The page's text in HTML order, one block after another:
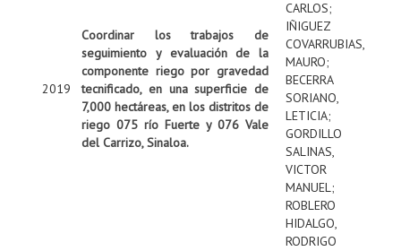
2019
Coordinar los trabajos de
seguimiento y evaluación de la
componente riego por gravedad
tecnificado, en una superficie de
7,000 hectáreas, en los distritos de
riego 075 río Fuerte y 076 Vale
del Carrizo, Sinaloa.
CARLOS;
IÑIGUEZ
COVARRUBIAS,
MAURO;
BECERRA
SORIANO,
LETICIA;
GORDILLO
SALINAS,
VICTOR
MANUEL;
ROBLERO
HIDALGO,
RODRIGO